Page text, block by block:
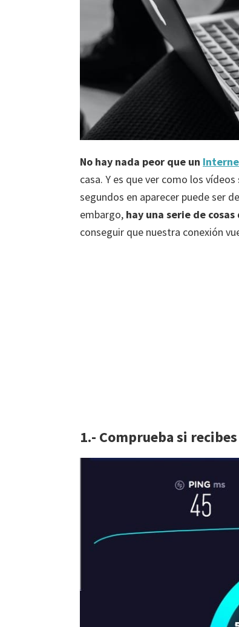
No hay nada peor que un
casa. Y es que ver como los
segundos en aparecer puede ser
embargo, hay una serie de
conseguir que nuestra conexión
1.- Comprueba si